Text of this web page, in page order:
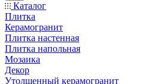
Каталог
Плитка
Керамогранит
Плитка настенная
Плитка напольная
Мозаика
Декор
Утолщенный керамогранит